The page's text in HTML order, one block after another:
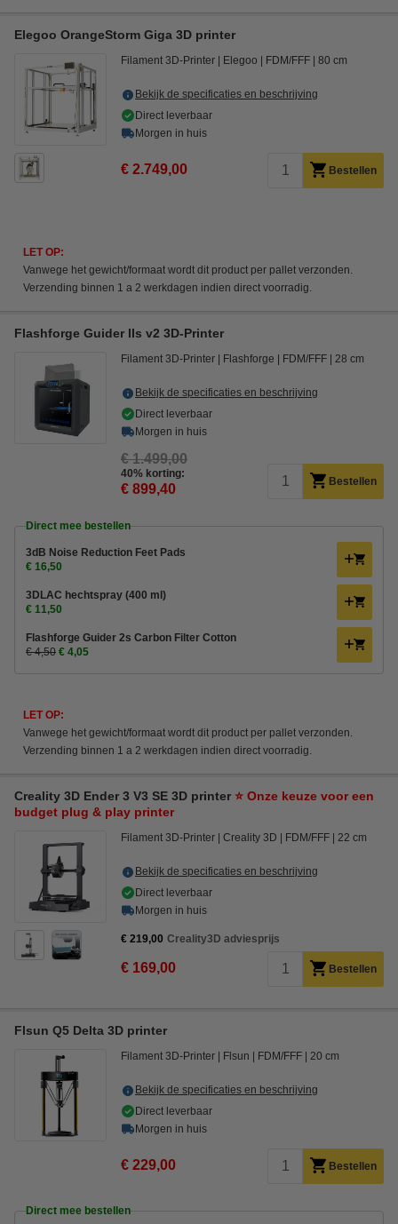
Elegoo OrangeStorm Giga 3D printer
Filament 3D-Printer Elegoo FDM/FFF 80 cm
Bekijk de specificaties en beschrijving
Direct leverbaar
Morgen in huis
€ 2.749,00 Bestellen
LET OP:
Vanwege het gewicht/formaat wordt dit product per pallet verzonden.
Verzending binnen 1 a 2 werkdagen indien direct voorradig.
Flashforge Guider IIs v2 3D-Printer
Filament 3D-Printer Flashforge FDM/FFF 28 cm
Bekijk de specificaties en beschrijving
Direct leverbaar
Morgen in huis
€ 1.499,00
40% korting:
€ 899,40 Bestellen
Direct mee bestellen
3dB Noise Reduction Feet Pads
€ 16,50
3DLAC hechtspray (400 ml)
€ 11,50
Flashforge Guider 2s Carbon Filter Cotton
€ 4,50 € 4,05
LET OP:
Vanwege het gewicht/formaat wordt dit product per pallet verzonden.
Verzending binnen 1 a 2 werkdagen indien direct voorradig.
Creality 3D Ender 3 V3 SE 3D printer ⭐ Onze keuze voor een
budget plug & play printer
Filament 3D-Printer Creality 3D FDM/FFF 22 cm
Bekijk de specificaties en beschrijving
Direct leverbaar
Morgen in huis
€ 219,00 Creality3D adviesprijs
€ 169,00 Bestellen
Flsun Q5 Delta 3D printer
Filament 3D-Printer Flsun FDM/FFF 20 cm
Bekijk de specificaties en beschrijving
Direct leverbaar
Morgen in huis
€ 229,00 Bestellen
Direct mee bestellen